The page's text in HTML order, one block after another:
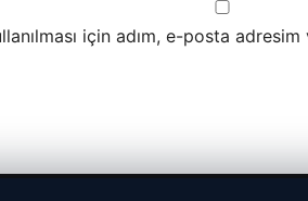
için adım, e-posta